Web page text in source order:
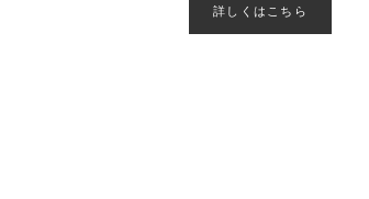
詳しくはこちら